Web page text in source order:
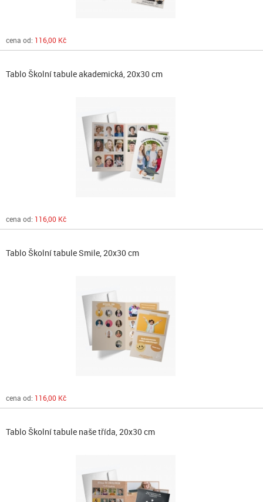
cena od: 116,00 Kč
Tablo Školní tabule akademická, 20x30 cm
cena od: 116,00 Kč
Tablo Školní tabule Smile, 20x30 cm
cena od: 116,00 Kč
Tablo Školní tabule naše třída, 20x30 cm